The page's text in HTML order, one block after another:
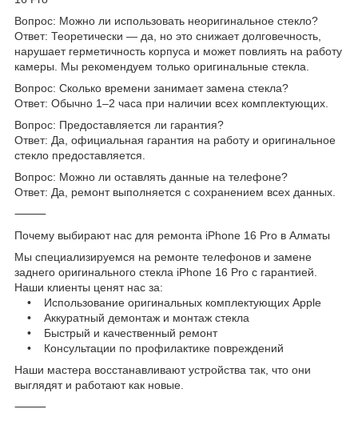
Вопрос: Можно ли использовать неоригинальное стекло?
Ответ: Теоретически — да, но это снижает долговечность,
нарушает герметичность корпуса и может повлиять на работу
камеры. Мы рекомендуем только оригинальные стекла.
Вопрос: Сколько времени занимает замена стекла?
Ответ: Обычно 1–2 часа при наличии всех комплектующих.
Вопрос: Предоставляется ли гарантия?
Ответ: Да, официальная гарантия на работу и оригинальное
стекло предоставляется.
Вопрос: Можно ли оставлять данные на телефоне?
Ответ: Да, ремонт выполняется с сохранением всех данных.
⸻
Почему выбирают нас для ремонта iPhone 16 Pro в Алматы
Мы специализируемся на ремонте телефонов и замене
заднего оригинального стекла iPhone 16 Pro с гарантией.
Наши клиенты ценят нас за:
• Использование оригинальных комплектующих Apple
• Аккуратный демонтаж и монтаж стекла
• Быстрый и качественный ремонт
• Консультации по профилактике повреждений
Наши мастера восстанавливают устройства так, что они
выглядят и работают как новые.
⸻